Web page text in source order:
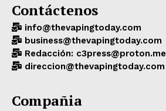
Contáctenos
info@thevapingtoday.com
business@thevapingtoday.com
Redacción: c3press@proton.me
direccion@thevapingtoday.com
Compañia